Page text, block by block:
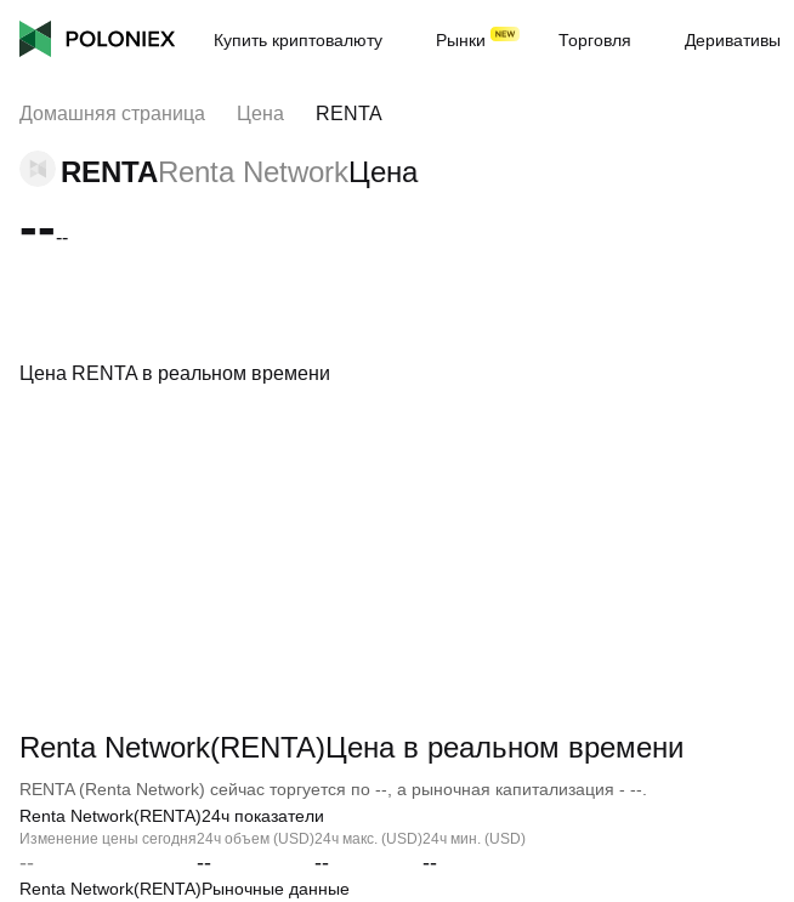
Купить криптовалюту Рынки Торговля Деривативы
Домашняя страница Цена RENTA
RENTARenta NetworkЦена
----
Цена RENTA в реальном времени
Renta Network(RENTA)Цена в реальном времени
RENTA (Renta Network) сейчас торгуется по --, а рыночная капитализация - --.
Renta Network(RENTA)24ч показатели
Изменение цены сегодня
--
24ч объем (USD)
--
24ч макс. (USD)
--
24ч мин. (USD)
--
Renta Network(RENTA)Рыночные данные